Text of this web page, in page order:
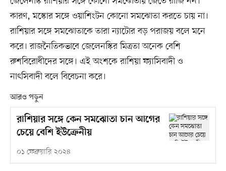
কারণ, মস্কোর সঙ্গে ওয়াশিংটন কোনো সমঝোতা করতে চায় না।
রাশিয়ার সঙ্গে সমঝোতাকে তারা ন্যাটোর বড় পরাজয় বলে মনে
করে। রাজনৈতিকভাবে জেলেনস্কির মিত্রতা অনেক বেশি
রুশবিরোধীদের সঙ্গে। এই অংশকে রাশিয়া ফ্যাসিবাদী ও
নাৎসিবাদী বলে বিবেচনা করে।
আরও পড়ুন
রাশিয়ার সঙ্গে কেন সমঝোতা চান আগের
চেয়ে বেশি ইউক্রেনীয়
০১ ফেব্রুয়ারি ২০২৪